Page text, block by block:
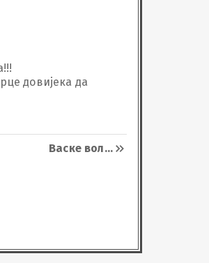
довијека да
Васке вол...